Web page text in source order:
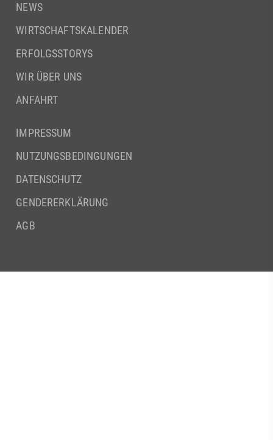
NEWS
WIRTSCHAFTSKALENDER
ERFOLGSSTORYS
WIR ÜBER UNS
ANFAHRT
IMPRESSUM
NUTZUNGSBEDINGUNGEN
DATENSCHUTZ
GENDERERKLÄRUNG
AGB